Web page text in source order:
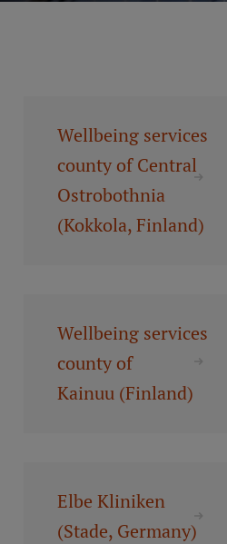
Maģistra studiju programmas
Doktorantūra
Rezidentūra
Par RSU
Fakultātes
Wellbeing services
county of Central
Ostrobothnia
(Kokkola, Finland)
Wellbeing services
county of
Kainuu (Finland)
Elbe Kliniken
(Stade, Germany)